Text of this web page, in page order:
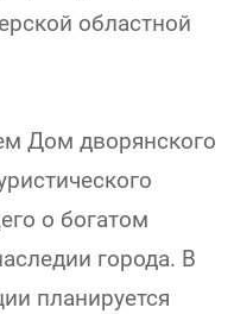
областной
Дом дворянского
о богатом
города. В
планируется